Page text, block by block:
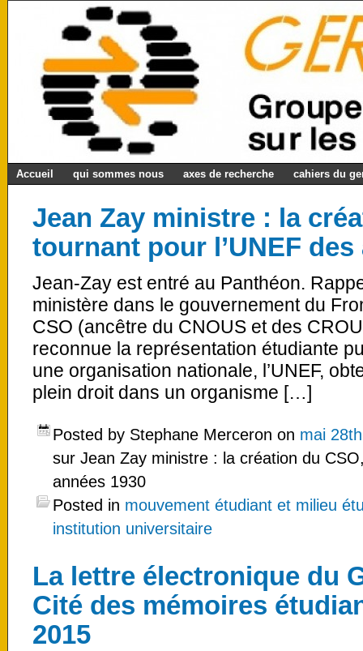
Accueil qui sommes nous axes de recherche cahiers du
Jean Zay ministre : la
tournant pour l’UNEF des
Jean-Zay est entré au Panthéon.
ministère dans le gouvernement du
CSO (ancêtre du CNOUS et des
reconnue la représentation étudiante
une organisation nationale, l’UNEF,
plein droit dans un organisme […]
Posted by Stephane Merceron on mai
sur Jean Zay ministre : la création du
années 1930
Posted in mouvement étudiant et milieu
institution universitaire
La lettre électronique du
Cité des mémoires
2015